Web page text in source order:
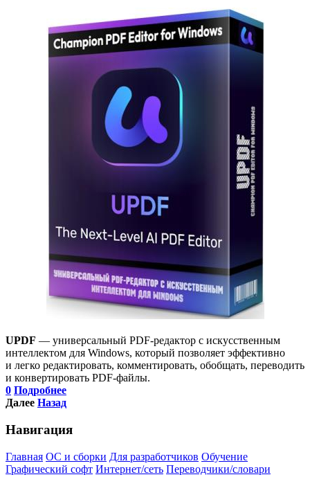
UPDF — универсальный PDF-редактор с искусственным
интеллектом для Windows, который позволяет эффективно
и легко редактировать, комментировать, обобщать, переводить
и конвертировать PDF-файлы.
0 Подробнее
Далее Назад
Навигация
Главная ОС и сборки Для разработчиков Обучение
Графический софт Интернет/сеть Переводчики/словари